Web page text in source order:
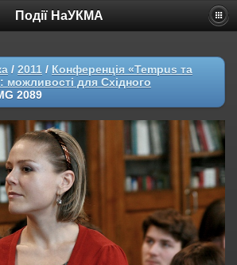
Події НаУКМА
/ 2011 / Конференція «Tempus та
можливості для Східного
2089